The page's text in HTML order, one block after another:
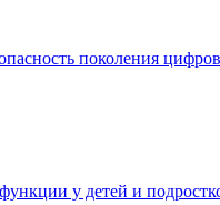
поколения
у детей и